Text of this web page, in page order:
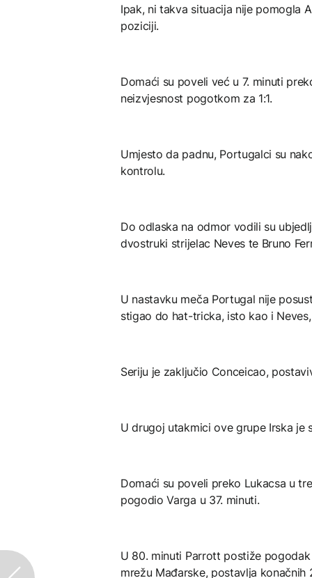
Ipak, ni takva situacija nije pomogla
poziciji.
Domaći su poveli već u 7. minuti
neizvjesnost pogotkom za 1:1.
Umjesto da padnu, Portugalci su
kontrolu.
Do odlaska na odmor vodili su
dvostruki strijelac Neves te Bruno
U nastavku meča Portugal nije
stigao do hat-tricka, isto kao i
Seriju je zaključio Conceicao,
U drugoj utakmici ove grupe Irska je
Domaći su poveli preko Lukacsa u
pogodio Varga u 37. minuti.
U 80. minuti Parrott postiže
mrežu Mađarske, postavlja